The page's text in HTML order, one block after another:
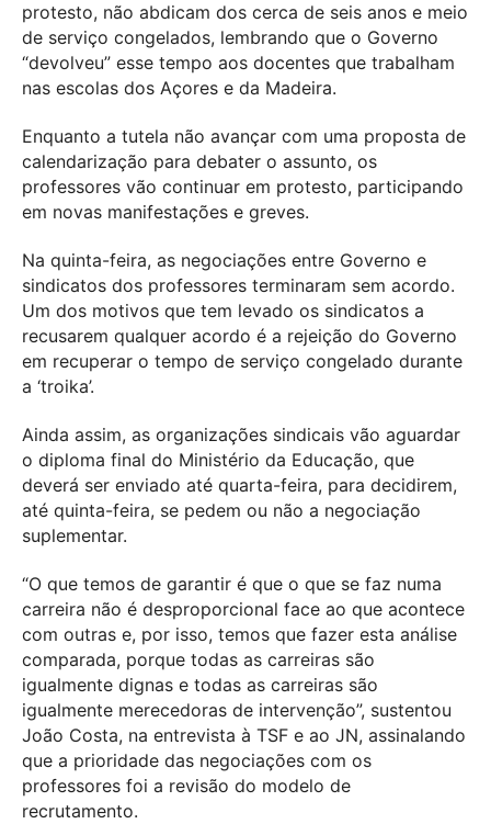
protesto, não abdicam dos cerca de seis anos e meio
de serviço congelados, lembrando que o Governo
“devolveu” esse tempo aos docentes que trabalham
nas escolas dos Açores e da Madeira.
Enquanto a tutela não avançar com uma proposta de
calendarização para debater o assunto, os
professores vão continuar em protesto, participando
em novas manifestações e greves.
Na quinta-feira, as negociações entre Governo e
sindicatos dos professores terminaram sem acordo.
Um dos motivos que tem levado os sindicatos a
recusarem qualquer acordo é a rejeição do Governo
em recuperar o tempo de serviço congelado durante
a ‘troika’.
Ainda assim, as organizações sindicais vão aguardar
o diploma final do Ministério da Educação, que
deverá ser enviado até quarta-feira, para decidirem,
até quinta-feira, se pedem ou não a negociação
suplementar.
“O que temos de garantir é que o que se faz numa
carreira não é desproporcional face ao que acontece
com outras e, por isso, temos que fazer esta análise
comparada, porque todas as carreiras são
igualmente dignas e todas as carreiras são
igualmente merecedoras de intervenção”, sustentou
João Costa, na entrevista à TSF e ao JN, assinalando
que a prioridade das negociações com os
professores foi a revisão do modelo de
recrutamento.